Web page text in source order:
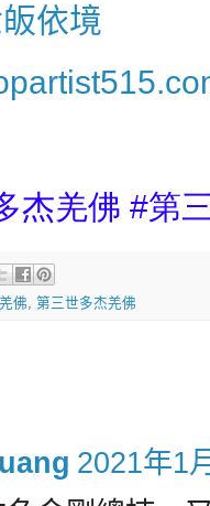
依境
杰羌佛 #第
佛, 第三世多杰羌佛
2021年1